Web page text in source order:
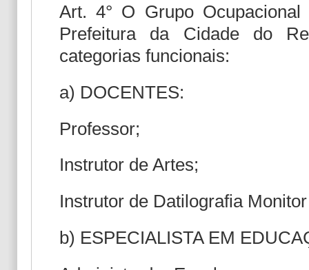
Art. 4° O Grupo
Prefeitura da Cidade do
categorias funcionais:
a) DOCENTES:
Professor;
Instrutor de Artes;
Instrutor de Datilografia
b) ESPECIALISTA EM